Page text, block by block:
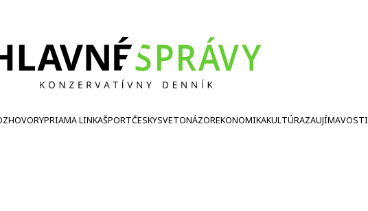
PRIAMA LINKAŠPORTČESKYSVETONÁZOREKONOMIKAKULTÚRAZAUJÍMAVOSTI